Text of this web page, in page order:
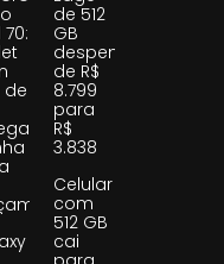
de
de 512
GB
despenca
de R$
8.799
para
R$
3.838
Celular
com
512 GB
cai